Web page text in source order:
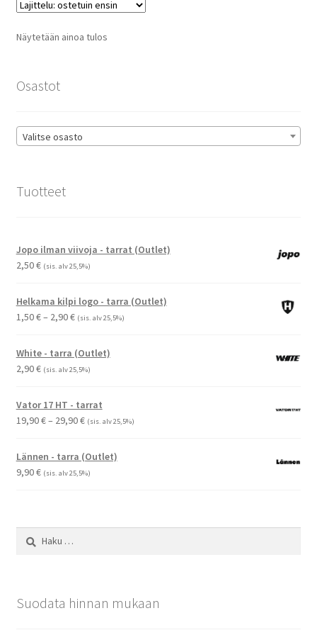
Näytetään ainoa tulos
Osastot
Valitse osasto
Tuotteet
Jopo ilman viivoja - tarrat (Outlet)
2,50€ (sis. alv 25,5%)
Helkama kilpi logo - tarra (Outlet)
1,50€– 2,90€Hintaluokka:
-
2,90 €
(sis. alv 25,5%)
White - tarra (Outlet)
2,90€ (sis. alv 25,5%)
Vator 17 HT - tarrat
19,90€– 29,90€Hintaluokka:
-
29,90 €
(sis. alv 25,5%)
Lännen - tarra (Outlet)
9,90€ (sis. alv 25,5%)
Suodata hinnan mukaan